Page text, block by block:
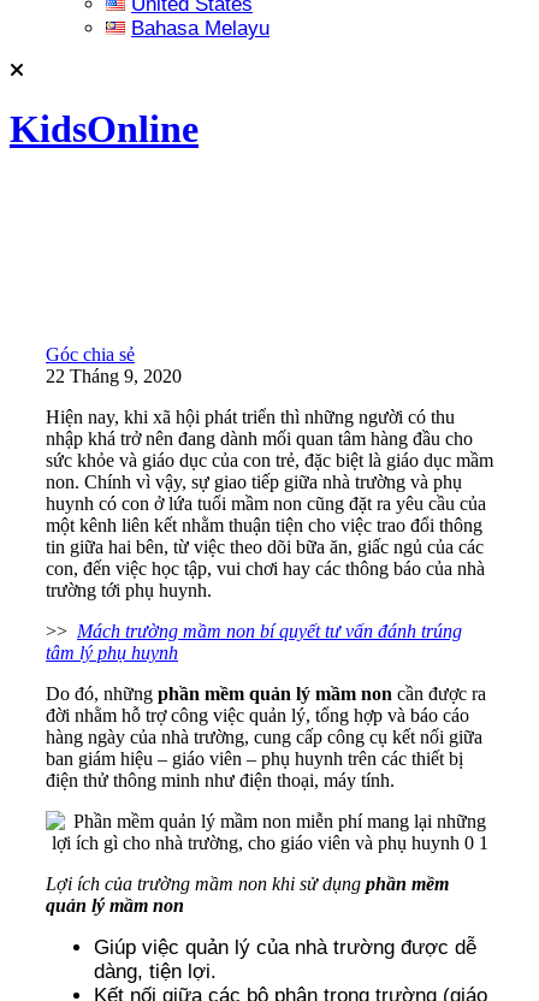
Bahasa Melayu
KidsOnline
Góc chia sẻ
22 Tháng 9, 2020
Hiện nay, khi xã hội phát triển thì những người có thu
nhập khá trở nên đang dành mối quan tâm hàng đầu cho
sức khỏe và giáo dục của con trẻ, đặc biệt là giáo dục mầm
non. Chính vì vậy, sự giao tiếp giữa nhà trường và phụ
huynh có con ở lứa tuổi mầm non cũng đặt ra yêu cầu của
một kênh liên kết nhằm thuận tiện cho việc trao đổi thông
tin giữa hai bên, từ việc theo dõi bữa ăn, giấc ngủ của các
con, đến việc học tập, vui chơi hay các thông báo của nhà
trường tới phụ huynh.
>> Mách trường mầm non bí quyết tư vấn đánh trúng
tâm lý phụ huynh
Do đó, những phần mềm quản lý mầm non cần được ra
đời nhằm hỗ trợ công việc quản lý, tổng hợp và báo cáo
hàng ngày của nhà trường, cung cấp công cụ kết nối giữa
ban giám hiệu – giáo viên – phụ huynh trên các thiết bị
điện thử thông minh như điện thoại, máy tính.
Lợi ích của trường mầm non khi sử dụng phần mềm
quản lý mầm non
Giúp việc quản lý của nhà trường được dễ
dàng, tiện lợi.
Kết nối giữa các bộ phận trong trường (giáo